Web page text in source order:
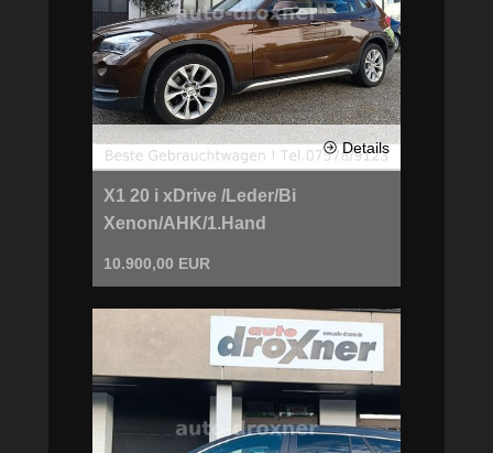
Details
X1 20 i xDrive /Leder/Bi
Xenon/AHK/1.Hand
10.900,00 EUR